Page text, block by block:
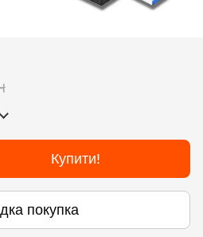
Купити!
покупка